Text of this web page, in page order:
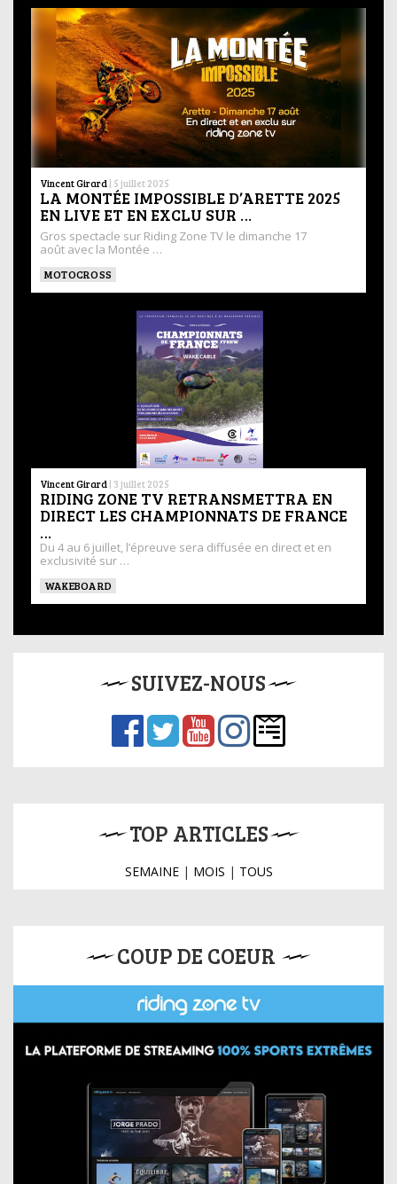
Vincent Girard | 5 juillet 2025
LA MONTÉE IMPOSSIBLE D’ARETTE 2025
EN LIVE ET EN EXCLU SUR …
Gros spectacle sur Riding Zone TV le dimanche 17
août avec la Montée …
MOTOCROSS
Vincent Girard | 3 juillet 2025
RIDING ZONE TV RETRANSMETTRA EN
DIRECT LES CHAMPIONNATS DE FRANCE
…
Du 4 au 6 juillet, l’épreuve sera diffusée en direct et en
exclusivité sur …
WAKEBOARD
SUIVEZ-NOUS
TOP ARTICLES
SEMAINE| MOIS | TOUS
COUP DE COEUR